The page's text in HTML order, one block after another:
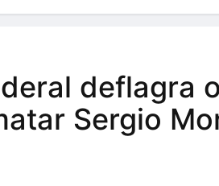
deflagra
Sergio